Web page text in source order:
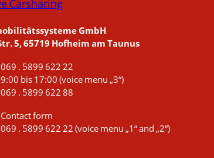
GmbH
5, 65719 Hofheim am Taunus
069 . 5899 622 22
9:00 bis 17:00 (voice menu „3“)
069 . 5899 622 88
Contact form
069 . 5899 622 22 (voice menu „1“ and „2“)